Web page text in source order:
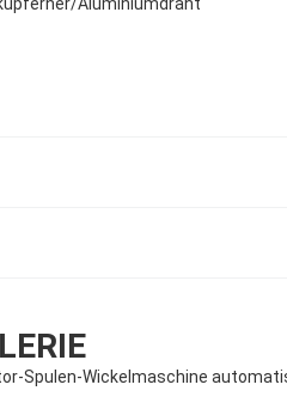
Spulen-Wickelmaschine